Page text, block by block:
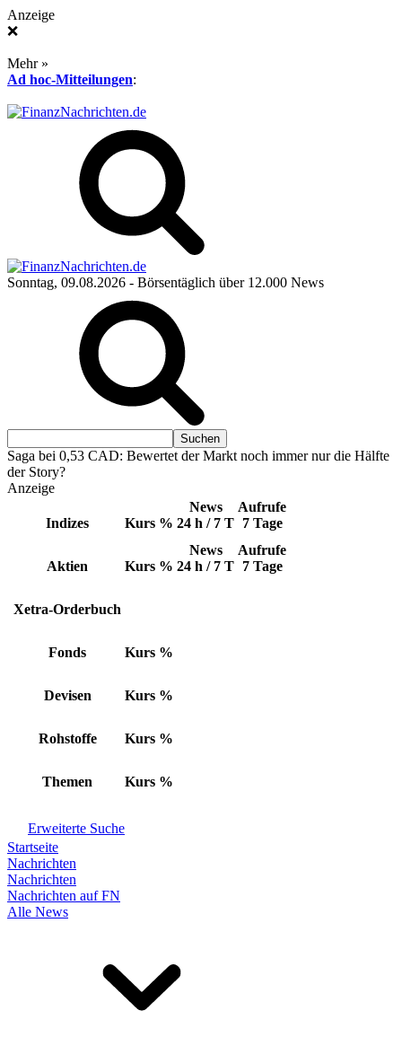
Anzeige
❌
Mehr »
Ad hoc-Mitteilungen:
Sonntag, 09.08.2026 - Börsentäglich über 12.000 News
Saga bei 0,53 CAD: Bewertet der Markt noch immer nur die Hälfte
der Story?
Anzeige
Indizes Kurs %
News
24 h / 7 T
Aufrufe
7 Tage
Aktien Kurs %
News
24 h / 7 T
Aufrufe
7 Tage
Xetra-Orderbuch
Fonds Kurs %
Devisen Kurs %
Rohstoffe Kurs %
Themen Kurs %
Erweiterte Suche
Startseite
Nachrichten
Nachrichten
Nachrichten auf FN
Alle News